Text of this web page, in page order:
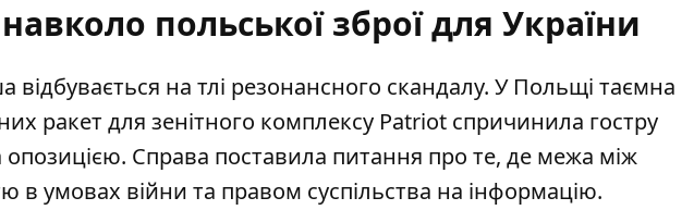
польської зброї для України
відбувається на тлі резонансного скандалу. У Польщі таємна
ракет для зенітного комплексу Patriot спричинила гостру
Справа поставила питання про те, де межа між
в умовах війни та правом суспільства на інформацію.